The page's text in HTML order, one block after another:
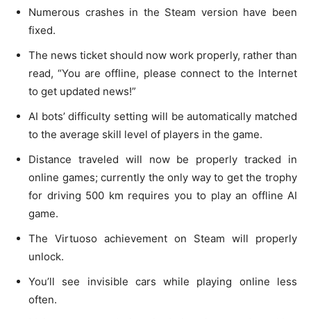
Numerous crashes in the Steam version have been
fixed.
The news ticket should now work properly, rather than
read, “You are offline, please connect to the Internet
to get updated news!”
AI bots’ difficulty setting will be automatically matched
to the average skill level of players in the game.
Distance traveled will now be properly tracked in
online games; currently the only way to get the trophy
for driving 500 km requires you to play an offline AI
game.
The Virtuoso achievement on Steam will properly
unlock.
You’ll see invisible cars while playing online less
often.